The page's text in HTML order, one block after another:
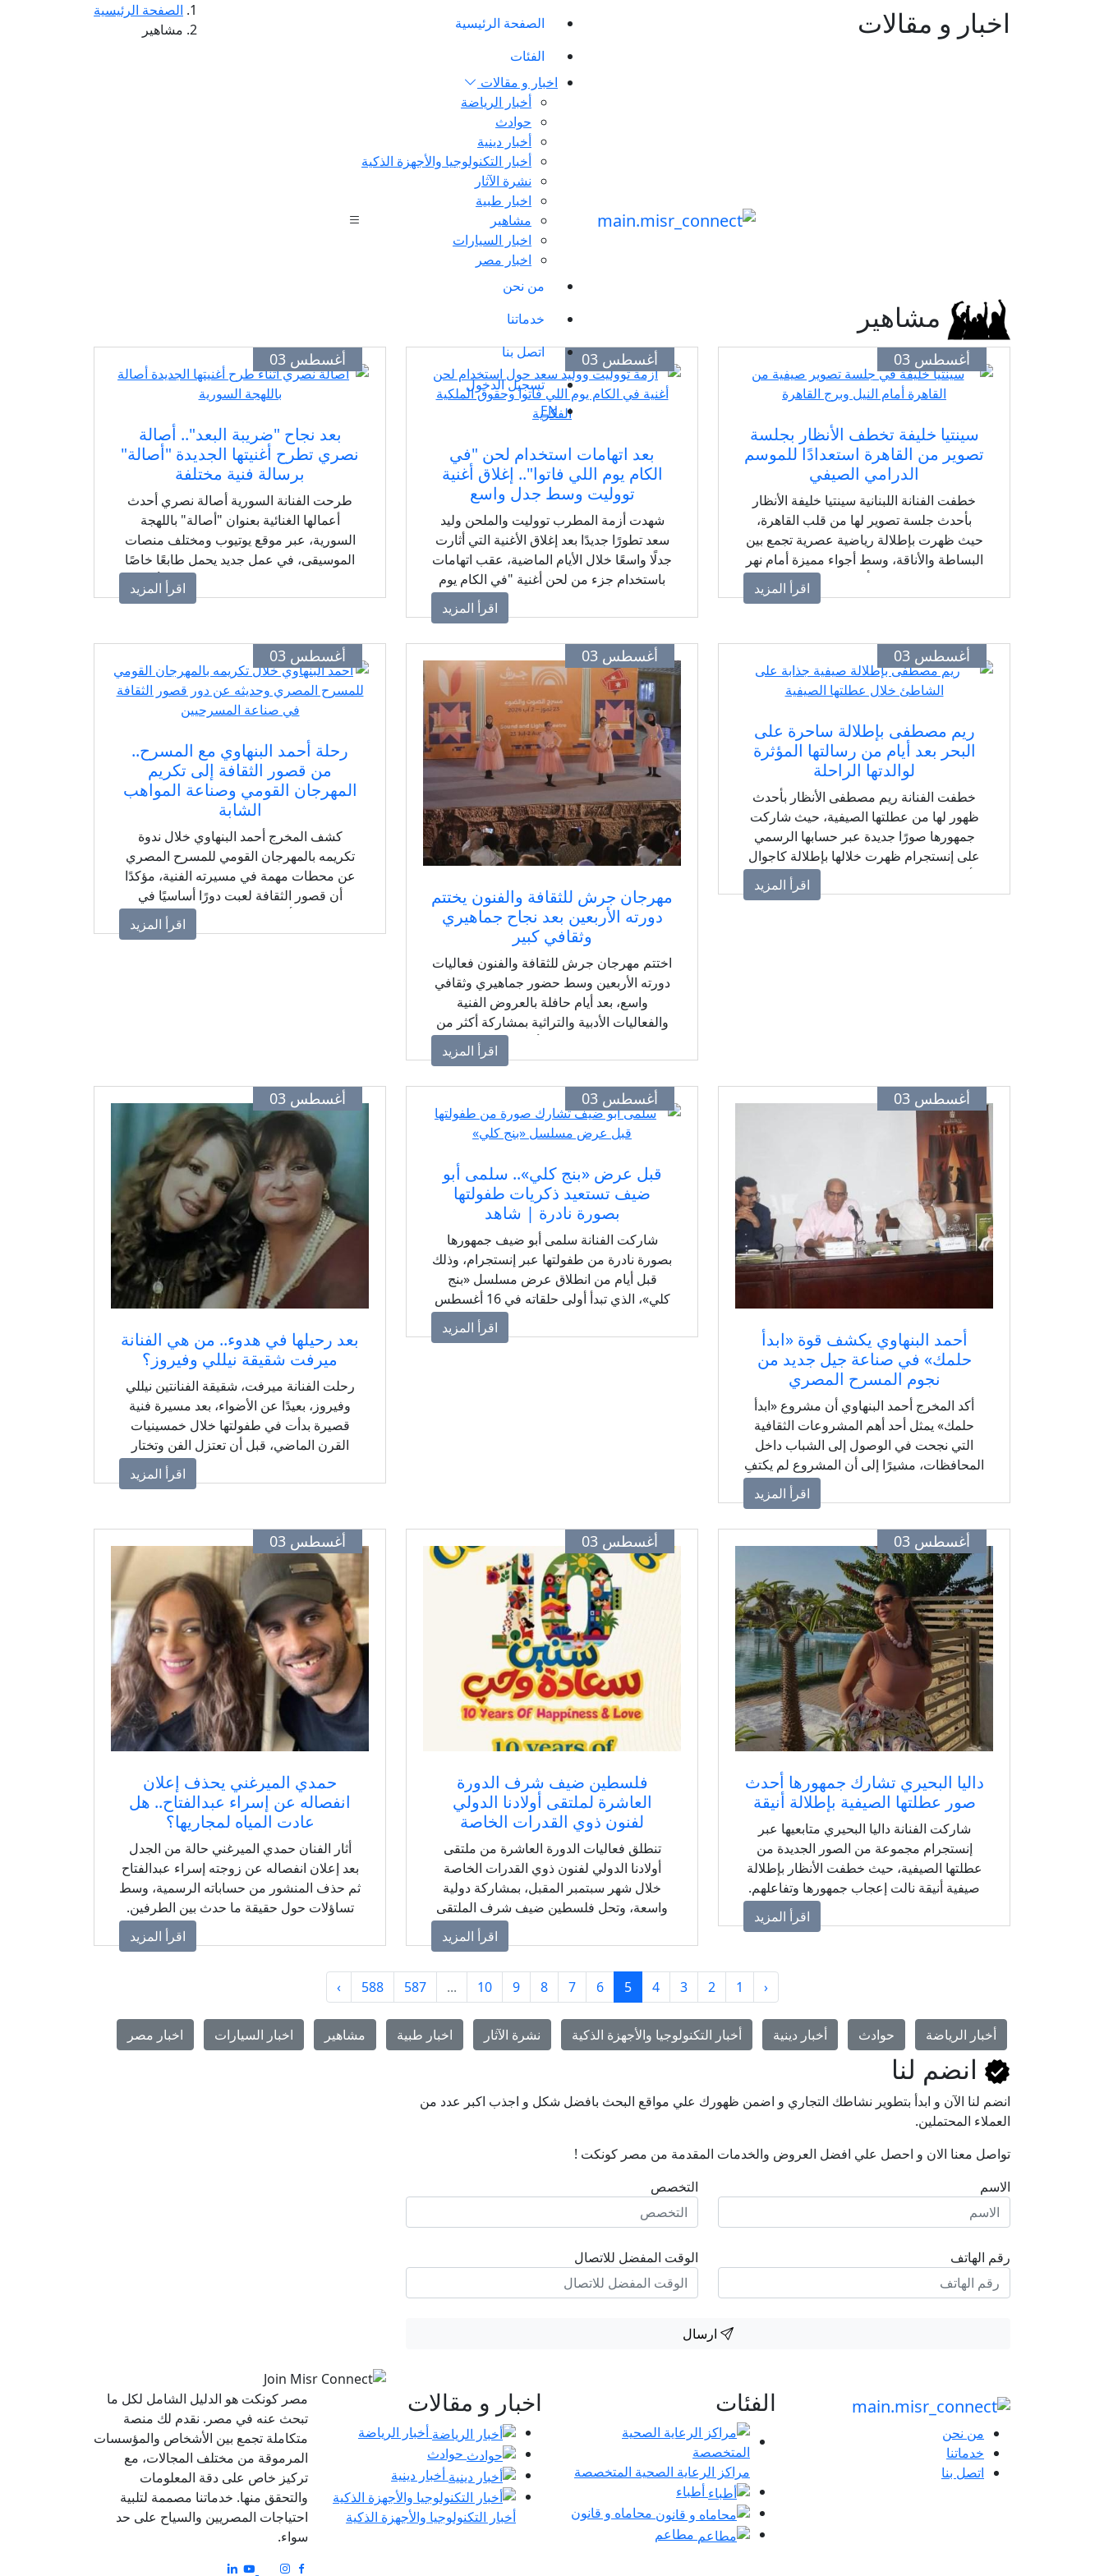
الصفحة الرئيسية
الفئات
اخبار و مقالات
أخبار الرياضة
حوادث
أخبار دينية
أخبار التكنولوجيا والأجهزة الذكية
نشرة الآثار
اخبار طبية
مشاهير
اخبار السيارات
اخبار مصر
من نحن
خدماتنا
اتصل بنا
تسجيل الدخول
EN
اخبار و مقالات
الصفحة الرئيسية
مشاهير
مشاهير
أغسطس 03
سينتيا خليفة تخطف الأنظار بجلسة
تصوير من القاهرة استعدادًا للموسم
الدرامي الصيفي
خطفت الفنانة اللبنانية سينتيا خليفة الأنظار
بأحدث جلسة تصوير لها من قلب القاهرة،
حيث ظهرت بإطلالة رياضية عصرية تجمع بين
البساطة والأناقة، وسط أجواء مميزة أمام نهر
النيل وبرج القاهرة. ويأتي هذا الظهور بالتزامن
مع استعدادها للموسم الدرامي الصيفي، بعد
اقرأ المزيد
أغسطس 03
بعد اتهامات استخدام لحن "في
الكام يوم اللي فاتوا".. إغلاق أغنية
تووليت وسط جدل واسع
شهدت أزمة المطرب تووليت والملحن وليد
سعد تطورًا جديدًا بعد إغلاق الأغنية التي أثارت
جدلًا واسعًا خلال الأيام الماضية، عقب اتهامات
باستخدام جزء من لحن أغنية "في الكام يوم
اللي فاتوا" التي قدمتها الفنانة لطيفة، من
ألحان وليد سعد، دون الحصول على موافقة
الجدل حول قانونية استخدام اللحن وموقف
الأطراف المعنية.
اقرأ المزيد
أغسطس 03
بعد نجاح "ضريبة البعد".. أصالة
نصري تطرح أغنيتها الجديدة "أصالة"
برسالة فنية مختلفة
طرحت الفنانة السورية أصالة نصري أحدث
أعمالها الغنائية بعنوان "أصالة" باللهجة
السورية، عبر موقع يوتيوب ومختلف منصات
الموسيقى، في عمل جديد يحمل طابعًا خاصًا
يجمع بين صوتها المميز والكلمات والألحان
القريبة من إحساسها الفني، بالتزامن مع
بالتعاون مع نخبة من الشعراء والملحنين.
اقرأ المزيد
أغسطس 03
ريم مصطفى بإطلالة ساحرة على
البحر بعد أيام من رسالتها المؤثرة
لوالدتها الراحلة
خطفت الفنانة ريم مصطفى الأنظار بأحدث
ظهور لها من عطلتها الصيفية، حيث شاركت
جمهورها صورًا جديدة عبر حسابها الرسمي
على إنستجرام ظهرت خلالها بإطلالة كاجوال
أنيقة على الشاطئ، وسط تفاعل كبير من
المتابعين الذين أشادوا بجمالها وأناقتها، وذلك
اقرأ المزيد
أغسطس 03
مهرجان جرش للثقافة والفنون يختتم
دورته الأربعين بعد نجاح جماهيري
وثقافي كبير
اختتم مهرجان جرش للثقافة والفنون فعاليات
دورته الأربعين وسط حضور جماهيري وثقافي
واسع، بعد أيام حافلة بالعروض الفنية
والفعاليات الأدبية والتراثية بمشاركة أكثر من
1300 فنان ومبدع من الأردن والعالم، ليؤكد
المهرجان مكانته كواحد من أبرز المحافل
يمتد... أجيالٌ تلتقي".
اقرأ المزيد
أغسطس 03
رحلة أحمد البنهاوي مع المسرح..
من قصور الثقافة إلى تكريم
المهرجان القومي وصناعة المواهب
الشابة
كشف المخرج أحمد البنهاوي خلال ندوة
تكريمه بالمهرجان القومي للمسرح المصري
عن محطات مهمة في مسيرته الفنية، مؤكدًا
أن قصور الثقافة لعبت دورًا أساسيًا في
صناعة أجيال من المسرحيين داخل
المحافظات، وأن المسرح الحقيقي لا يرتبط
اقرأ المزيد
أغسطس 03
أحمد البنهاوي يكشف قوة «ابدأ
حلمك» في صناعة جيل جديد من
نجوم المسرح المصري
أكد المخرج أحمد البنهاوي أن مشروع «ابدأ
حلمك» يمثل أحد أهم المشروعات الثقافية
التي نجحت في الوصول إلى الشباب داخل
المحافظات، مشيرًا إلى أن المشروع لم يكتفِ
باكتشاف المواهب المسرحية، بل ساهم في
إعداد جيل جديد من الفنانين والمخرجين
وذلك خلال ندوة تكريمه ضمن فعاليات
المهرجان القومي للمسرح المصري.
اقرأ المزيد
أغسطس 03
قبل عرض «بنج كلي».. سلمى أبو
ضيف تستعيد ذكريات طفولتها
بصورة نادرة | شاهد
شاركت الفنانة سلمى أبو ضيف جمهورها
بصورة نادرة من طفولتها عبر إنستجرام، وذلك
قبل أيام من انطلاق عرض مسلسل «بنج
كلي»، الذي تبدأ أولى حلقاته في 16 أغسطس
اقرأ المزيد
أغسطس 03
بعد رحيلها في هدوء.. من هي الفنانة
ميرفت شقيقة نيللي وفيروز؟
رحلت الفنانة ميرفت، شقيقة الفنانتين نيللي
وفيروز، بعيدًا عن الأضواء، بعد مسيرة فنية
قصيرة بدأت في طفولتها خلال خمسينيات
القرن الماضي، قبل أن تعتزل الفن وتختار
حياة هادئة بعيدًا عن الشهرة.اقرأ المزيد
أغسطس 03
داليا البحيري تشارك جمهورها أحدث
صور عطلتها الصيفية بإطلالة أنيقة
شاركت الفنانة داليا البحيري متابعيها عبر
إنستجرام مجموعة من الصور الجديدة من
عطلتها الصيفية، حيث خطفت الأنظار بإطلالة
صيفية أنيقة نالت إعجاب جمهورها وتفاعلهم.
اقرأ المزيد
أغسطس 03
فلسطين ضيف شرف الدورة
العاشرة لملتقى أولادنا الدولي
لفنون ذوي القدرات الخاصة
تنطلق فعاليات الدورة العاشرة من ملتقى
أولادنا الدولي لفنون ذوي القدرات الخاصة
خلال شهر سبتمبر المقبل، بمشاركة دولية
واسعة، وتحل فلسطين ضيف شرف الملتقى
من خلال برنامج ثقافي وفني يعكس الهوية
الفلسطينية ويؤكد دور الفن في دعم الحوار
اقرأ المزيد
أغسطس 03
حمدي الميرغني يحذف إعلان
انفصاله عن إسراء عبدالفتاح.. هل
عادت المياه لمجاريها؟
أثار الفنان حمدي الميرغني حالة من الجدل
بعد إعلان انفصاله عن زوجته إسراء عبدالفتاح
ثم حذف المنشور من حساباته الرسمية، وسط
تساؤلات حول حقيقة ما حدث بين الطرفين.
اقرأ المزيد
‹
1
2
3
4
5
6
7
8
9
10
...
587
588
›
أخبار الرياضة حوادث أخبار دينية أخبار التكنولوجيا والأجهزة الذكية نشرة الآثار اخبار طبية مشاهير اخبار السيارات اخبار مصر
انضم لنا
انضم لنا اﻵن و ابدأ بتطوير نشاطك التجاري و اضمن ظهورك علي مواقع البحث بافضل شكل و اجذب اكبر عدد من
العملاء المحتملين.
تواصل معنا الان و احصل علي افضل العروض والخدمات المقدمة من مصر كونكت !
الاسم
رقم الهاتف
التخصص
الوقت المفضل للاتصال
ارسال
من نحن
خدماتنا
اتصل بنا
الفئات
مراكز الرعاية الصحية المتخصصة
أطباء
محاماه و قانون
مطاعم
اخبار و مقالات
أخبار الرياضة
حوادث
أخبار دينية
أخبار التكنولوجيا والأجهزة الذكية
مصر كونكت هو الدليل الشامل لكل ما
تبحث عنه في مصر. نقدم لك منصة
متكاملة تجمع بين الأشخاص والمؤسسات
المرموقة من مختلف المجالات، مع
تركيز خاص على دقة المعلومات
والتحقق منها. خدماتنا مصممة لتلبية
احتياجات المصريين والسياح على حد
سواء.